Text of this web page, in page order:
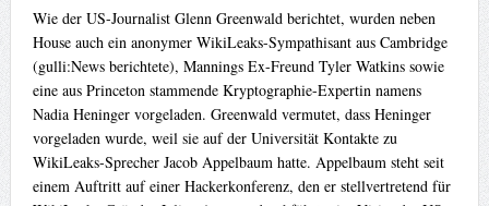
Wie der US-Journalist Glenn Greenwald berichtet, wurden neben
House auch ein anonymer WikiLeaks-Sympathisant aus Cambridge
(gulli:News berichtete), Mannings Ex-Freund Tyler Watkins sowie
eine aus Princeton stammende Kryptographie-Expertin namens
Nadia Heninger vorgeladen. Greenwald vermutet, dass Heninger
vorgeladen wurde, weil sie auf der Universität Kontakte zu
WikiLeaks-Sprecher Jacob Appelbaum hatte. Appelbaum steht seit
einem Auftritt auf einer Hackerkonferenz, den er stellvertretend für